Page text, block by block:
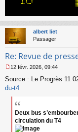
albert liet
Passager
Re: Revue de
e
s
12 févr. 2026, 09:44
Source : Le Progrès 11
du-t4
Deux bus
circulation du T4